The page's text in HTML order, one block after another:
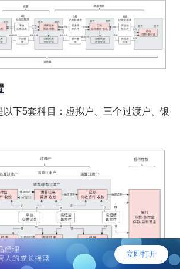
下5套科目：虚拟户、三个过渡户、银